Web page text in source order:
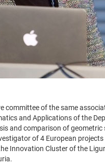
committee of the same
and Applications of the
and comparison of geometric
of 4 European projects
Innovation Cluster of the